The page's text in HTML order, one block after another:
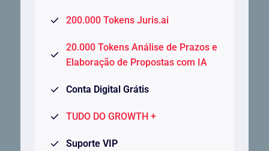
200.000 Tokens Juris.ai
20.000 Tokens Análise de Prazos e
Elaboração de Propostas com IA
Conta Digital Grátis
TUDO DO GROWTH +
Suporte VIP